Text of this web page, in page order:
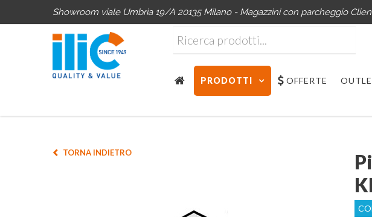
Showroom viale Umbria 19/A 20135 Milano - Magazzini con parcheggio
PRODOTTI OFFERTE
TORNA INDIETRO